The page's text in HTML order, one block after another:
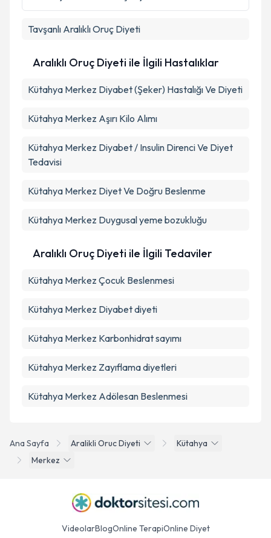
kapsamda işlenmesini kabul ediyorum.
Ana Sayfa Aralikli Oruc Diyeti
Kütahya
Merkez
Tavşanlı Aralıklı Oruç Diyeti
Aralıklı Oruç Diyeti ile İlgili Hastalıklar
Kütahya Merkez Diyabet (Şeker) Hastalığı Ve Diyeti
Kütahya Merkez Aşırı Kilo Alımı
Kütahya Merkez Diyabet / Insulin Direnci Ve Diyet
Tedavisi
Kütahya Merkez Diyet Ve Doğru Beslenme
Kütahya Merkez Duygusal yeme bozukluğu
Aralıklı Oruç Diyeti ile İlgili Tedaviler
Kütahya Merkez Çocuk Beslenmesi
Kütahya Merkez Diyabet diyeti
Kütahya Merkez Karbonhidrat sayımı
Kütahya Merkez Zayıflama diyetleri
Kütahya Merkez Adölesan Beslenmesi
VideolarBlogOnline TerapiOnline Diyet